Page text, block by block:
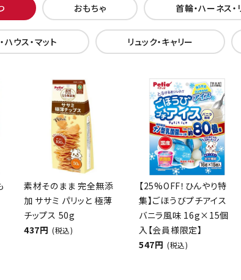
おもちゃ 首輪・ハーネス・
ハウス・マット リュック・キャリー
素材そのまま 完全無添
加 ササミ パリッと 極薄
チップス 50g
437円 (税込)
【25%OFF！ひんやり特
集】ごほうびプチアイス
バニラ風味 16g×15個
入【会員様限定】
547円 (税込)